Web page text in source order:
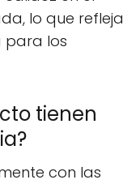
lo que refleja
para los
tienen
con las